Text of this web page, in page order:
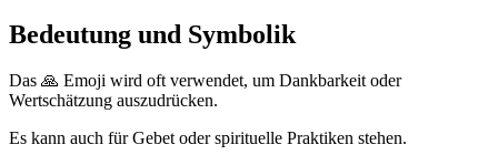
Bedeutung und Symbolik
Das 🙏 Emoji wird oft verwendet, um Dankbarkeit oder
Wertschätzung auszudrücken.
Es kann auch für Gebet oder spirituelle Praktiken stehen.